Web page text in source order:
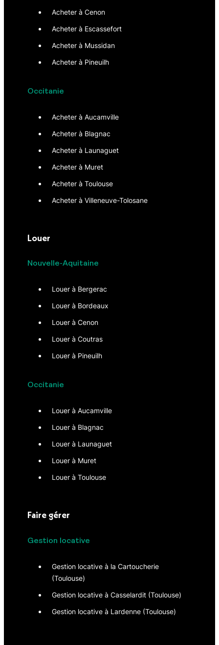
Acheter à Cenon
Acheter à Escassefort
Acheter à Mussidan
Acheter à Pineuilh
Occitanie
Acheter à Aucamville
Acheter à Blagnac
Acheter à Launaguet
Acheter à Muret
Acheter à Toulouse
Acheter à Villeneuve-Tolosane
Louer
Nouvelle-Aquitaine
Louer à Bergerac
Louer à Bordeaux
Louer à Cenon
Louer à Coutras
Louer à Pineuilh
Occitanie
Louer à Aucamville
Louer à Blagnac
Louer à Launaguet
Louer à Muret
Louer à Toulouse
Faire gérer
Gestion locative
Gestion locative à la Cartoucherie
(Toulouse)
Gestion locative à Casselardit (Toulouse)
Gestion locative à Lardenne (Toulouse)